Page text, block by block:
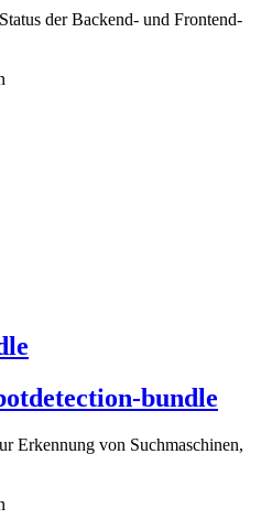
der Backend- und Frontend-
bundle
Erkennung von Suchmaschinen,